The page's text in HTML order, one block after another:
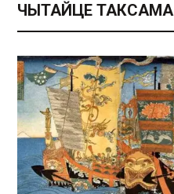
ЧЫТАЙЦЕ ТАКСАМА